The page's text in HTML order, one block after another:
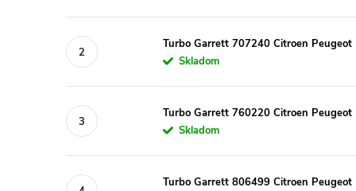
Turbo Garrett 707240 Citroen
Skladom
Turbo Garrett 760220 Citroen
Skladom
Turbo Garrett 806499 Citroen